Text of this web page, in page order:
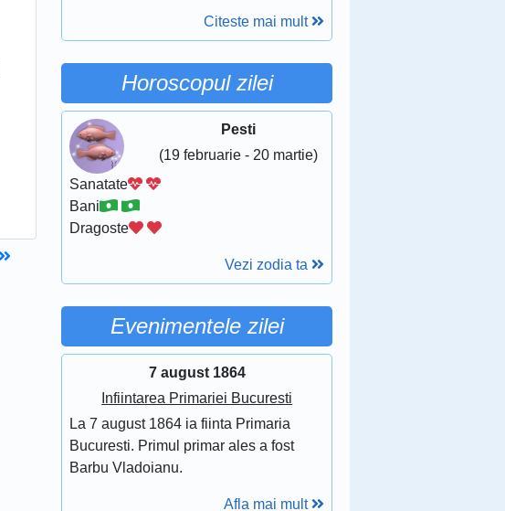
Citeste mai mult
Horoscopul zilei
Pesti
(19 februarie - 20 martie)
Sanatate
Bani
Dragoste
Vezi zodia ta
Evenimentele zilei
7 august 1864
Infiintarea Primariei Bucuresti
La 7 august 1864 ia fiinta Primaria
Bucuresti. Primul primar ales a fost
Barbu Vladoianu.
Afla mai mult